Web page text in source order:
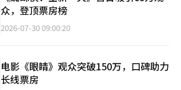
众，登顶票房榜
2026-07-30 09:00:20
电影《眼睛》观众突破150万，口碑助力
长线票房